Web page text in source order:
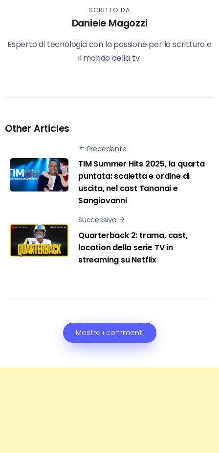
SCRITTO DA
Daniele Magozzi
Esperto di tecnologia con la passione per la scrittura e
il mondo della tv.
Other Articles
Precedente
TIM Summer Hits 2025, la quarta
puntata: scaletta e ordine di
uscita, nel cast Tananai e
Sangiovanni
Successivo
Quarterback 2: trama, cast,
location della serie TV in
streaming su Netflix
Mostra i commenti